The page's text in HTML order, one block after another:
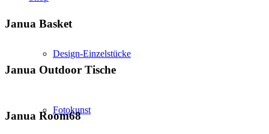
Design-Einzelstücke
Fotokunst
Janua Basket
Janua Outdoor Tische
Janua Room68